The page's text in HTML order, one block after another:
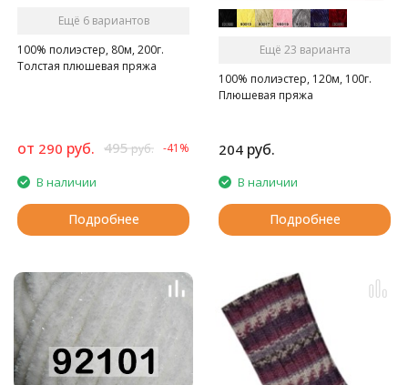
Ещё 6 вариантов
100% полиэстер, 80м, 200г.
Толстая плюшевая пряжа
от 290 руб. 495руб. -41%
В наличии
Подробнее
Ещё 23 варианта
100% полиэстер, 120м, 100г.
Плюшевая пряжа
204 руб.
В наличии
Подробнее